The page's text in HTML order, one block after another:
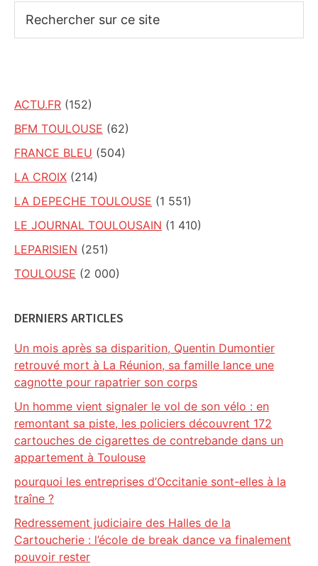
sur
ACTU.FR (152)
BFM TOULOUSE (62)
FRANCE BLEU (504)
LA CROIX (214)
LA DEPECHE TOULOUSE (1 551)
LE JOURNAL TOULOUSAIN (1 410)
LEPARISIEN (251)
TOULOUSE (2 000)
DERNIERS ARTICLES
Un mois après sa disparition, Quentin Dumontier
retrouvé mort à La Réunion, sa famille lance une
cagnotte pour rapatrier son corps
Un homme vient signaler le vol de son vélo : en
remontant sa piste, les policiers découvrent 172
cartouches de cigarettes de contrebande dans un
appartement à Toulouse
pourquoi les entreprises d’Occitanie sont-elles à la
traîne ?
Redressement judiciaire des Halles de la
Cartoucherie : l’école de break dance va finalement
pouvoir rester